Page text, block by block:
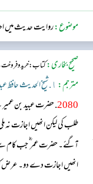
موضوع:روایت حدیث میں
صحیح بخاری:کتاب: خرید و
مترجم: ١. شیخ الحدیث حافظ عبد الستار حماد (دار السلام)
2080. حضرت عبید بن
طلب کی لیکن انھیں اجازت
آگئے۔ حضرت عمر ؓ جب کام سے
انھیں اجازت دے دو۔ عرض